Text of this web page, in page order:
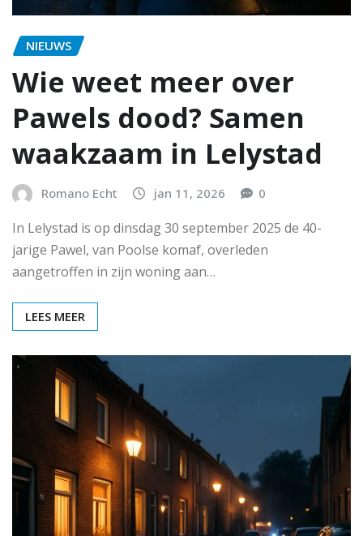
NIEUWS
Wie weet meer over
Pawels dood? Samen
waakzaam in Lelystad
Romano Echt jan 11, 2026 0
In Lelystad is op dinsdag 30 september 2025 de 40-
jarige Pawel, van Poolse komaf, overleden
aangetroffen in zijn woning aan…
LEES MEER